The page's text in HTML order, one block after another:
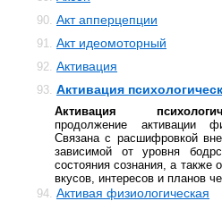
90. Акт апперцепции
91. Акт идеомоторный
92. Активация
93. Активация
Активация
продолжение активации
Связана с расшифровкой
зависимой от уровня
состояния сознания, а также
вкусов, интересов и планов
94. Активая физиологическая